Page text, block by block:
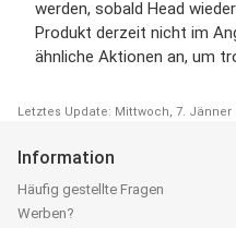
werden, sobald Head
Produkt derzeit nicht im
ähnliche Aktionen an, um
Letztes Update: Mittwoch, 7. Jänner
Information
Häufig gestellte Fragen
Werben?